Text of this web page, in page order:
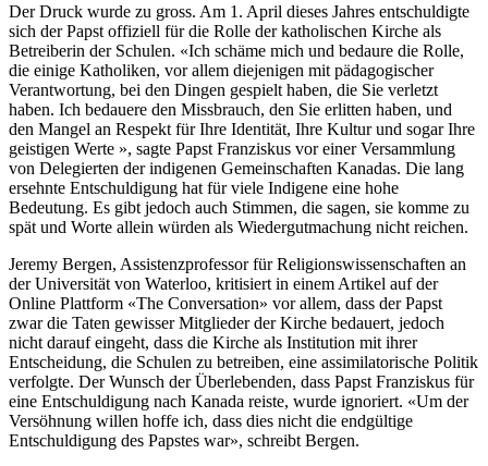
Der Druck wurde zu gross. Am 1. April dieses Jahres entschuldigte
sich der Papst offiziell für die Rolle der katholischen Kirche als
Betreiberin der Schulen. «Ich schäme mich und bedaure die Rolle,
die einige Katholiken, vor allem diejenigen mit pädagogischer
Verantwortung, bei den Dingen gespielt haben, die Sie verletzt
haben. Ich bedauere den Missbrauch, den Sie erlitten haben, und
den Mangel an Respekt für Ihre Identität, Ihre Kultur und sogar Ihre
geistigen Werte », sagte Papst Franziskus vor einer Versammlung
von Delegierten der indigenen Gemeinschaften Kanadas. Die lang
ersehnte Entschuldigung hat für viele Indigene eine hohe
Bedeutung. Es gibt jedoch auch Stimmen, die sagen, sie komme zu
spät und Worte allein würden als Wiedergutmachung nicht reichen.
Jeremy Bergen, Assistenzprofessor für Religionswissenschaften an
der Universität von Waterloo, kritisiert in einem Artikel auf der
Online Plattform «The Conversation» vor allem, dass der Papst
zwar die Taten gewisser Mitglieder der Kirche bedauert, jedoch
nicht darauf eingeht, dass die Kirche als Institution mit ihrer
Entscheidung, die Schulen zu betreiben, eine assimilatorische Politik
verfolgte. Der Wunsch der Überlebenden, dass Papst Franziskus für
eine Entschuldigung nach Kanada reiste, wurde ignoriert. «Um der
Versöhnung willen hoffe ich, dass dies nicht die endgültige
Entschuldigung des Papstes war», schreibt Bergen.